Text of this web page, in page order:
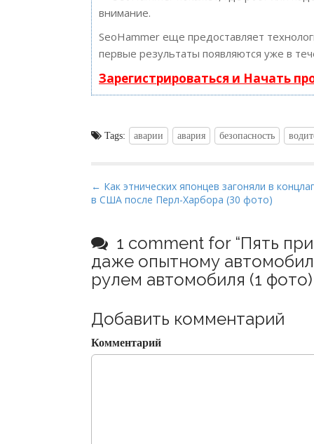
внимание.
SeoHammer еще предоставляет
первые результаты появляются уже в
Зарегистрироваться и Начать
Tags: аварии авария безопасность
P
o
t
n
a
g
a
← Как этнических японцев загоняли в
в США после Перл-Харбора (30 фото)
1 comment for “Пять
даже опытному
рулем автомобиля (1 фото)
Добавить комментарий
Комментарий